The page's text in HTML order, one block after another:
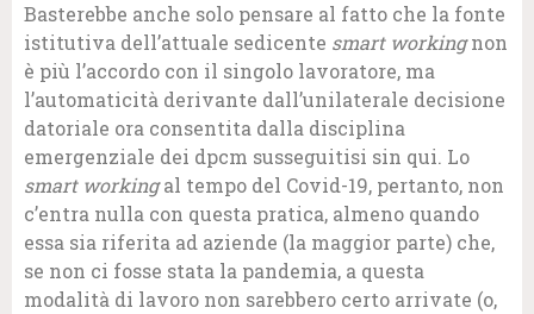
Basterebbe anche solo pensare al fatto che la fonte
istitutiva dell’attuale sedicente smart workingnon
è più l’accordo con il singolo lavoratore, ma
l’automaticità derivante dall’unilaterale decisione
datoriale ora consentita dalla disciplina
emergenziale dei dpcm susseguitisi sin qui. Lo
smart workingal tempo del Covid-19, pertanto, non
c’entra nulla con questa pratica, almeno quando
essa sia riferita ad aziende (la maggior parte) che,
se non ci fosse stata la pandemia, a questa
modalità di lavoro non sarebbero certo arrivate (o,